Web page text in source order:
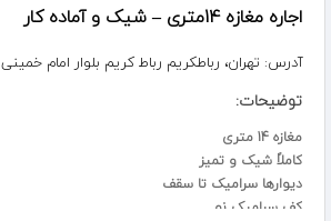
اجاره مغازه 14متری – شیک و آماده کار
آدرس: تهران، رباطکریم رباط کریم بلوار امام خمینی 16 متری اداره برق
توضیحات:
مغازه 14 متری
کاملاً شیک و تمیز
دیوارها سرامیک تا سقف
کف سرامیک نو